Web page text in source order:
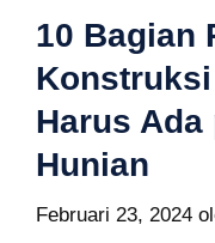
10 Bagian
Harus Ada
Hunian
Februari 23, 2024